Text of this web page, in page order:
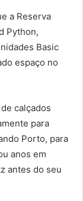
a Reserva
Python,
Basic
espaço no
calçados
para
Porto, para
anos em
antes do seu